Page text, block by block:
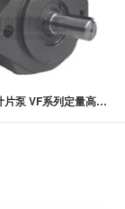
TAICIN泰炘叶片泵 VF系列定量高压叶片泵